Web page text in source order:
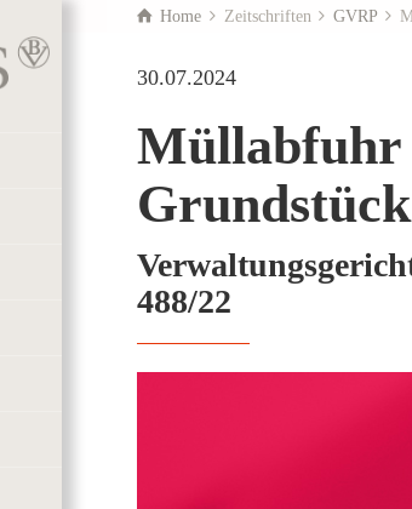
Home Zeitschriften GVRP
30.07.2024
Müllabfuhr
488/22